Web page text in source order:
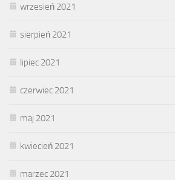
wrzesień 2021
sierpień 2021
lipiec 2021
czerwiec 2021
maj 2021
kwiecień 2021
marzec 2021